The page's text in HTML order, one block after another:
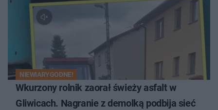
NIEWIARYGODNE!
Wkurzony rolnik zaorał świeży asfalt w
Gliwicach. Nagranie z demolką podbija sieć